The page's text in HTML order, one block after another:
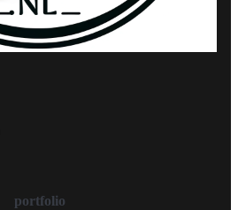
portfolio